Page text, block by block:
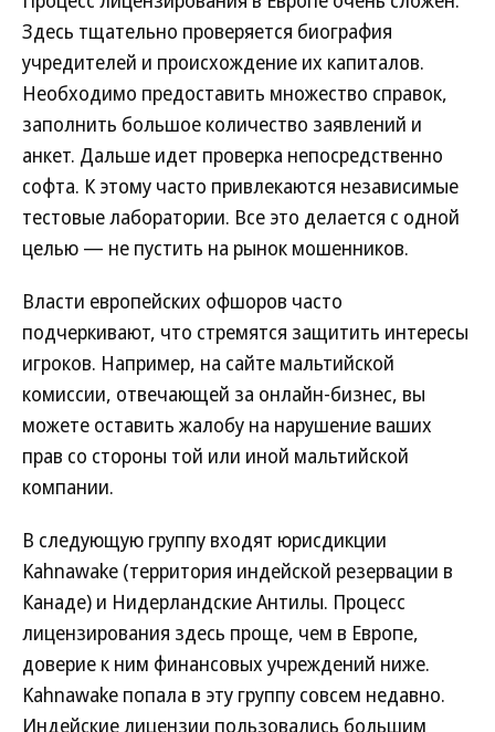
Здесь тщательно проверяется биография
учредителей и происхождение их капиталов.
Необходимо предоставить множество справок,
заполнить большое количество заявлений и
анкет. Дальше идет проверка непосредственно
софта. К этому часто привлекаются независимые
тестовые лаборатории. Все это делается с одной
целью — не пустить на рынок мошенников.
Власти европейских офшоров часто
подчеркивают, что стремятся защитить интересы
игроков. Например, на сайте мальтийской
комиссии, отвечающей за онлайн-бизнес, вы
можете оставить жалобу на нарушение ваших
прав со стороны той или иной мальтийской
компании.
В следующую группу входят юрисдикции
Kahnawake (территория индейской резервации в
Канаде) и Нидерландские Антилы. Процесс
лицензирования здесь проще, чем в Европе,
доверие к ним финансовых учреждений ниже.
Kahnawake попала в эту группу совсем недавно.
Индейские лицензии пользовались большим